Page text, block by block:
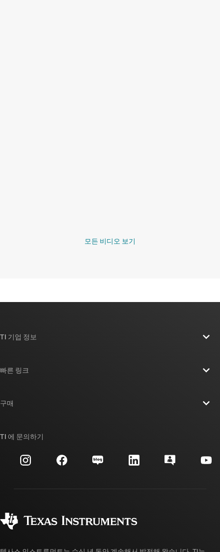
모든 비디오 보기
TI 기업 정보
투자 관계
제조
빠른 링크
대체품 검색
고객 지원 센터
myTI 계정 FAQ
구매
주문 FAQ
TI 에 문의하기